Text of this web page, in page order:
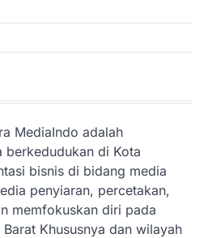
MediaIndo adalah
berkedudukan di Kota
bisnis di bidang media
penyiaran, percetakan,
memfokuskan diri pada
Khususnya dan wilayah